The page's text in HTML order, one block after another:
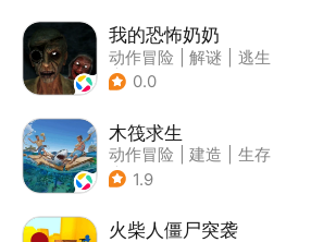
我的恐怖奶奶
动作冒险 解谜
逃生
| 写实
0.0
木筏求生
动作冒险 建造
生存
| 写实
1.9
火柴人僵尸突袭